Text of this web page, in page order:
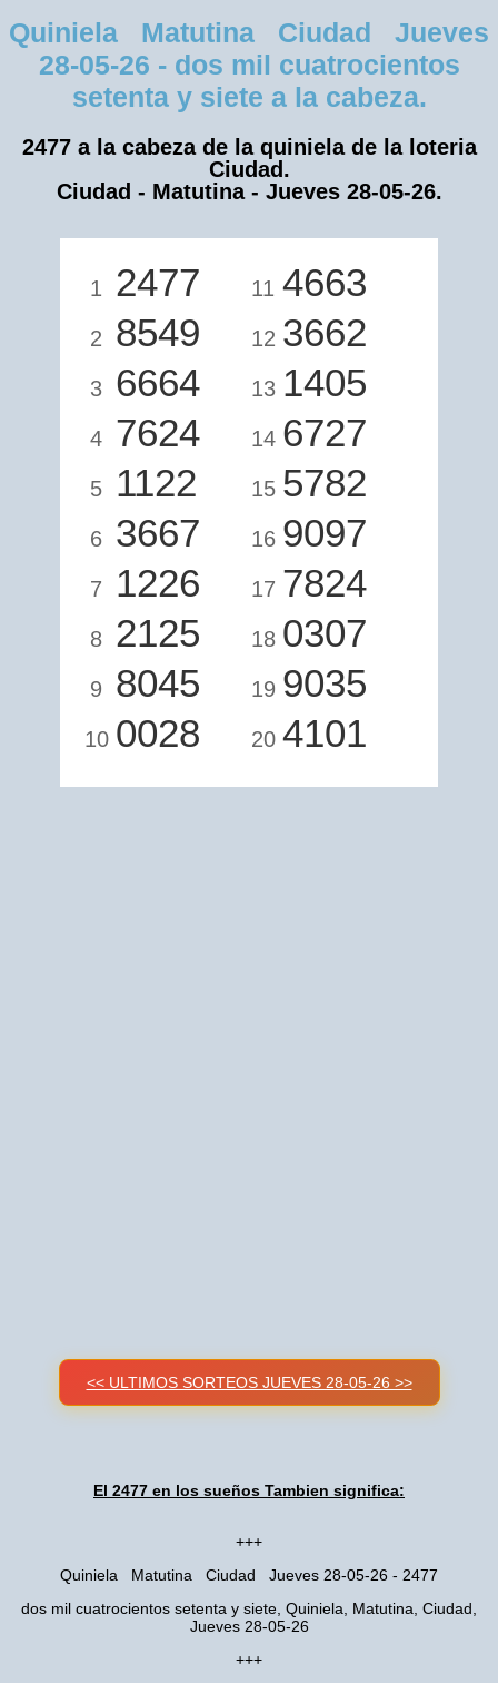
Quiniela Matutina Ciudad Jueves
28-05-26 - dos mil cuatrocientos
setenta y siete a la cabeza.
2477 a la cabeza de la quiniela de la loteria
Ciudad.
Ciudad - Matutina - Jueves 28-05-26.
1 2477
2 8549
3 6664
4 7624
5 1122
6 3667
7 1226
8 2125
9 8045
10 0028
11 4663
12 3662
13 1405
14 6727
15 5782
16 9097
17 7824
18 0307
19 9035
20 4101
<< ULTIMOS SORTEOS JUEVES 28-05-26 >>
El 2477 en los sueños Tambien significa:
+++
Quiniela Matutina Ciudad Jueves 28-05-26 - 2477
dos mil cuatrocientos setenta y siete, Quiniela, Matutina, Ciudad,
Jueves 28-05-26
+++